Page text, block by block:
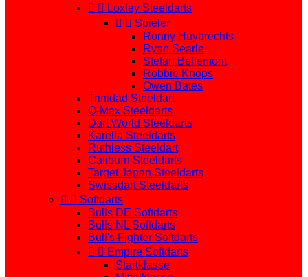
  Loxley Steeldarts
  Spieler
Ronny Huybrechts
Ryan Searle
Stefan Bellemont
Robbie Knops
Owen Bates
Trinidad Steeldart
Q-Max Steeldarts
Dart World Steeldarts
Karella Steeldarts
Ruthless Steeldart
Caliburn Steeldarts
Target Japan Steeldarts
Swissdart Steeldarts
  Softdarts
Bulls DE Softdarts
Bulls NL Softdarts
Bull's Fighter Softdarts
  Empire Softdarts
Startklasse